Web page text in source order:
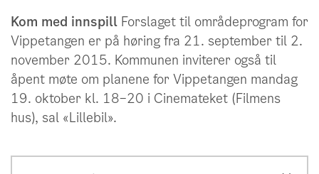
Kom med innspill Forslaget til områdeprogram for
Vippetangen er på høring fra 21. september til 2.
november 2015. Kommunen inviterer også til
åpent møte om planene for Vippetangen mandag
19. oktober kl. 18–20 i Cinemateket (Filmens
hus), sal «Lillebil».